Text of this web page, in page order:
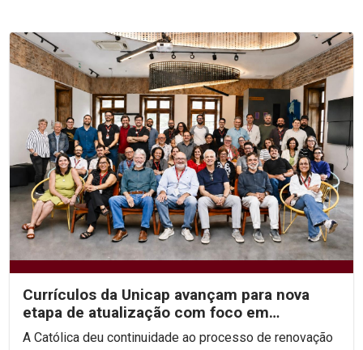
Currículos da Unicap avançam para nova
etapa de atualização com foco em
competências e habilidades
A Católica deu continuidade ao processo de renovação